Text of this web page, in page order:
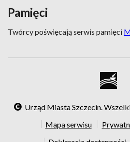
Pamięci
Twórcy poświęcają serwis pamięci
Urząd Miasta Szczecin.
Mapa serwisu